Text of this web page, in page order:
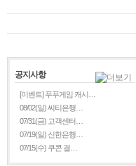
공지사항
[이벤트] 푸푸게임 캐시…
08/02(일) 씨티은행…
07/31(금) 고객센터…
07/19(일) 신한은행…
07/15(수) 쿠콘 결…